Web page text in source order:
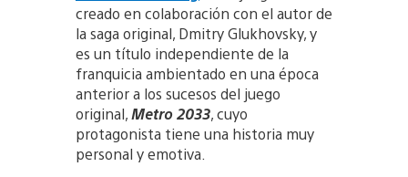
creado en colaboración con el autor de
la saga original, Dmitry Glukhovsky, y
es un título independiente de la
franquicia ambientado en una época
anterior a los sucesos del juego
original,Metro 2033, cuyo
protagonista tiene una historia muy
personal y emotiva.